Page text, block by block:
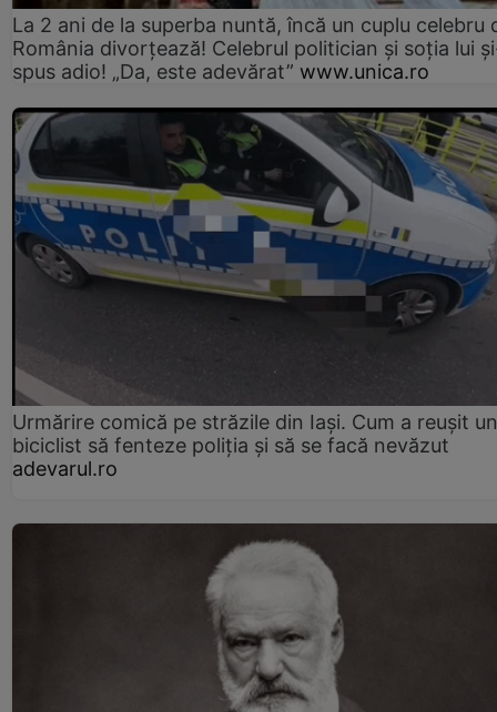
La 2 ani de la superba nuntă, încă un cuplu celebru
România divorțează! Celebrul politician și soția lui
spus adio! „Da, este adevărat” www.unica.ro
Urmărire comică pe străzile din Iași. Cum a reușit un
biciclist să fenteze poliția și să se facă nevăzut
adevarul.ro